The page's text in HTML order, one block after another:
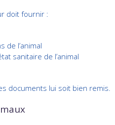
doit fournir :
de l’animal
sanitaire de l’animal
documents lui soit bien remis.